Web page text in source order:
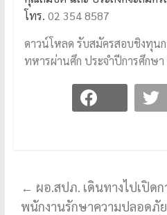
โทร. 02 354 8587
ดาวน์โหลด รับสมัครสอบชิงทุนก
ทหารผ่านศึก ประจำปีการศึกษ
← ผอ.สปภ. เดินทางไปเปิด
พนักงานรักษาความปลอดภั